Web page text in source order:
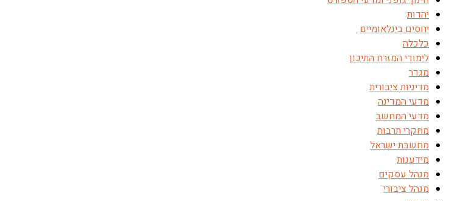
יהדות
יחסים בינלאומיים
כלכלה
לימודי המזרח התיכון
מגדר
מדיניות ציבורית
מדעי המדינה
מדעי המחשב
מחקרי תרבות
מחשבת ישראל
מידענות
מנהל עסקים
מנהל ציבורי